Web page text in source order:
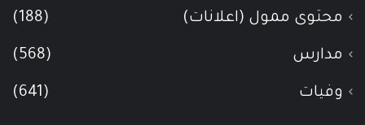
محتوى ممول (اعلانات) (188)
مدارس (568)
وفيات (641)